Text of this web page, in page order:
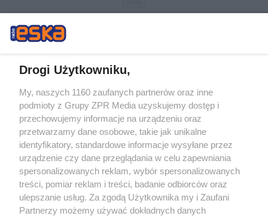
Żaden utwór zamieszczony w serwisie nie może być powielany i
rozpowszechniany lub dalej rozpowszechniany w jakikolwiek sposób (w
tym także elektroniczny lub mechaniczny) na jakimkolwiek polu
eksploatacji w jakiejkolwiek formie, włącznie z umieszczaniem w Internecie
bez pisemnej zgody właściciela praw. Jakiekolwiek użycie lub
wykorzystanie utworów w całości lub w części z naruszeniem prawa, tzn.
bez właściwej zgody, jest zabronione pod groźbą kary i może być ścigane
Drogi Użytkowniku,
My, naszych 1160 zaufanych partnerów oraz inne
podmioty z Grupy ZPR Media uzyskujemy dostęp i
przechowujemy informacje na urządzeniu oraz
przetwarzamy dane osobowe, takie jak unikalne
identyfikatory, standardowe informacje wysyłane przez
urządzenie czy dane przeglądania w celu zapewniania
spersonalizowanych reklam, wybór spersonalizowanych
treści, pomiar reklam i treści, badanie odbiorców oraz
ulepszanie usług. Za zgodą Użytkownika my i Zaufani
Partnerzy możemy używać dokładnych danych